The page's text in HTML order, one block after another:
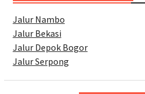
Jalur Nambo
Jalur Bekasi
Jalur Depok Bogor
Jalur Serpong